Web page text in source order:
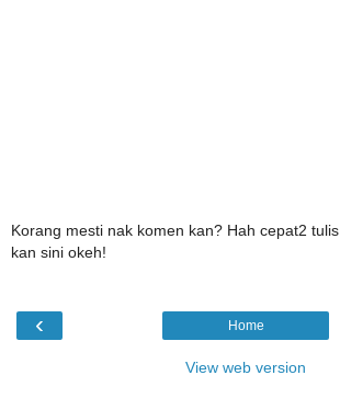
Korang mesti nak komen kan? Hah cepat2 tulis
kan sini okeh!
‹ Home
View web version